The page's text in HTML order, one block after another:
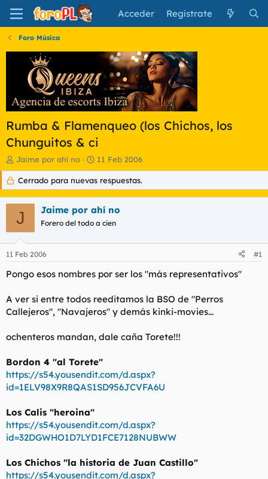
Acceder Regístrate
Foro Música
Rumba & Flamenqueo (los Chichos, los
Chunguitos & ci
I
n
c
i
a
d
o
r
d
l
e
m
Jaime por ahí no
F
e
c
h
d
e
n
11 Feb 2006
Cerrado para nuevas respuestas.
J Jaime por ahí no
Forero del todo a cien
11 Feb 2006 #1
Pongo esos nombres por ser los "más representativos"
A ver si entre todos reeditamos la BSO de "Perros
Callejeros", "Navajeros" y demás kinki-movies...
ochenteros mandan, dale caña Torete!!!
Bordon 4 "al Torete"
https://s54.yousendit.com/d.aspx?
id=1ELV98X9R8QAS1SD956JCVFA6U
Los Calis "heroina"
https://s54.yousendit.com/d.aspx?
id=32DGWHO1D7LYD1FCE7128NUBWW
Los Chichos "la historia de Juan Castillo"
https://s54.yousendit.com/d.aspx?